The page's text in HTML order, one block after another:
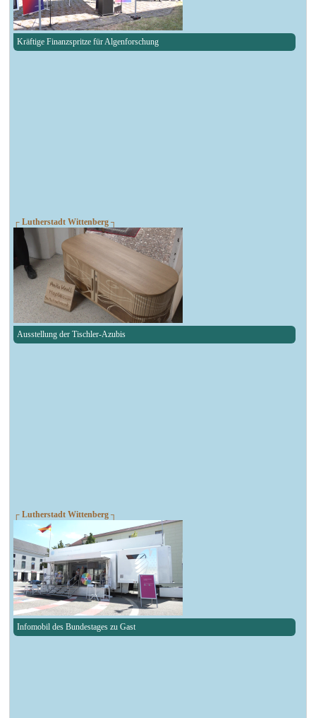
Kräftige Finanzspritze für Algenforschung
┌ Lutherstadt Wittenberg ┐
Ausstellung der Tischler-Azubis
┌ Lutherstadt Wittenberg ┐
Infomobil des Bundestages zu Gast